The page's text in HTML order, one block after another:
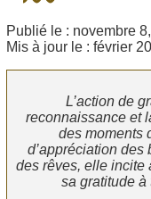
Publié le : novembre
Mis à jour le : février
L’action de
reconnaissance et
des moments
d’appréciation
des rêves, elle incite
sa gratitude à